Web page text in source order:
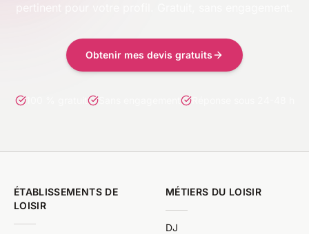
Obtenir mes devis gratuits
100 % gratuit Sans engagement Réponse sous 24-48 h
ÉTABLISSEMENTS DE
LOISIR
MÉTIERS DU LOISIR
DJ